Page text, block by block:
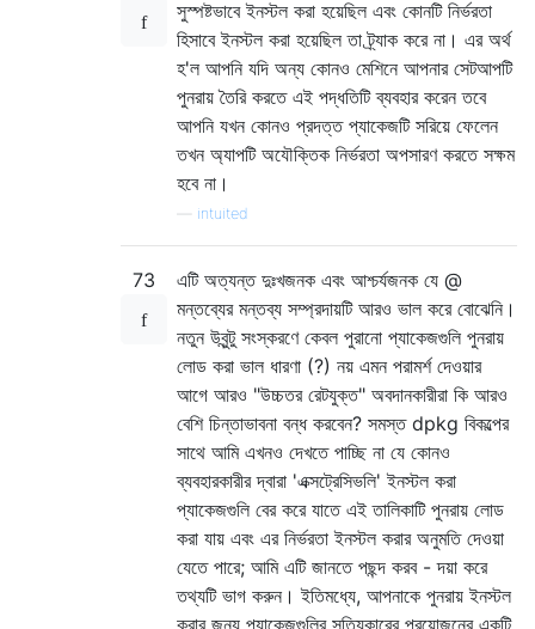
সুস্পষ্টভাবে ইনস্টল করা হয়েছিল এবং কোনটি নির্ভরতা
হিসাবে ইনস্টল করা হয়েছিল তা ট্র্যাক করে না। এর অর্থ
হ'ল আপনি যদি অন্য কোনও মেশিনে আপনার সেটআপটি
পুনরায় তৈরি করতে এই পদ্ধতিটি ব্যবহার করেন তবে
আপনি যখন কোনও প্রদত্ত প্যাকেজটি সরিয়ে ফেলেন
তখন অ্যাপটি অযৌক্তিক নির্ভরতা অপসারণ করতে সক্ষম
হবে না।
intuited
73
এটি অত্যন্ত দুঃখজনক এবং আশ্চর্যজনক যে @
মন্তব্যের মন্তব্য সম্প্রদায়টি আরও ভাল করে বোঝেনি।
নতুন উবুন্টু সংস্করণে কেবল পুরানো প্যাকেজগুলি পুনরায়
লোড করা ভাল ধারণা (?) নয় এমন পরামর্শ দেওয়ার
আগে আরও "উচ্চতর রেটযুক্ত" অবদানকারীরা কি আরও
বেশি চিন্তাভাবনা বন্ধ করবেন? সমস্ত dpkg বিকল্পের
সাথে আমি এখনও দেখতে পাচ্ছি না যে কোনও
ব্যবহারকারীর দ্বারা 'এক্সট্রেসিভলি' ইনস্টল করা
প্যাকেজগুলি বের করে যাতে এই তালিকাটি পুনরায় লোড
করা যায় এবং এর নির্ভরতা ইনস্টল করার অনুমতি দেওয়া
যেতে পারে; আমি এটি জানতে পছন্দ করব - দয়া করে
তথ্যটি ভাগ করুন। ইতিমধ্যে, আপনাকে পুনরায় ইনস্টল
করার জন্য প্যাকেজগুলির সত্যিকারের প্রয়োজনের একটি